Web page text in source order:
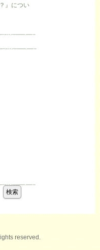
』につい
reserved.